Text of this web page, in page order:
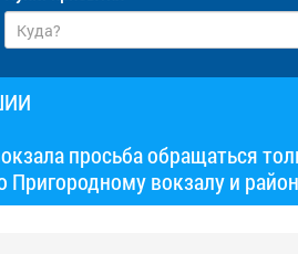
просьба обращаться
Пригородному вокзалу и